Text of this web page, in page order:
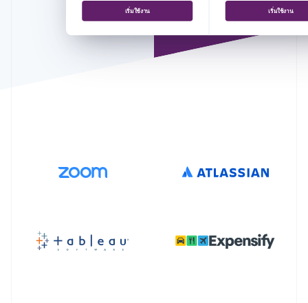
เริ่มใช้งาน เริ่มใช้งาน